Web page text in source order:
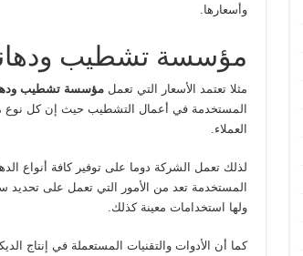
وأسعارها.
مؤسسة تشطيب
مثلا تعتمد الأسعار التي تعملمؤسسة تشطيب
المستخدمة في أعمال التشطيب حيث إن كل نوع
العملاء.
لذلك تعمل الشركة دوما على توفير كافة أنواع
المستخدمة تعد من الأمور التي تعمل على
ولها استخدامات معينة كذلك.
كما أن الأدوات والتقنيات المستعملة في إنتاج